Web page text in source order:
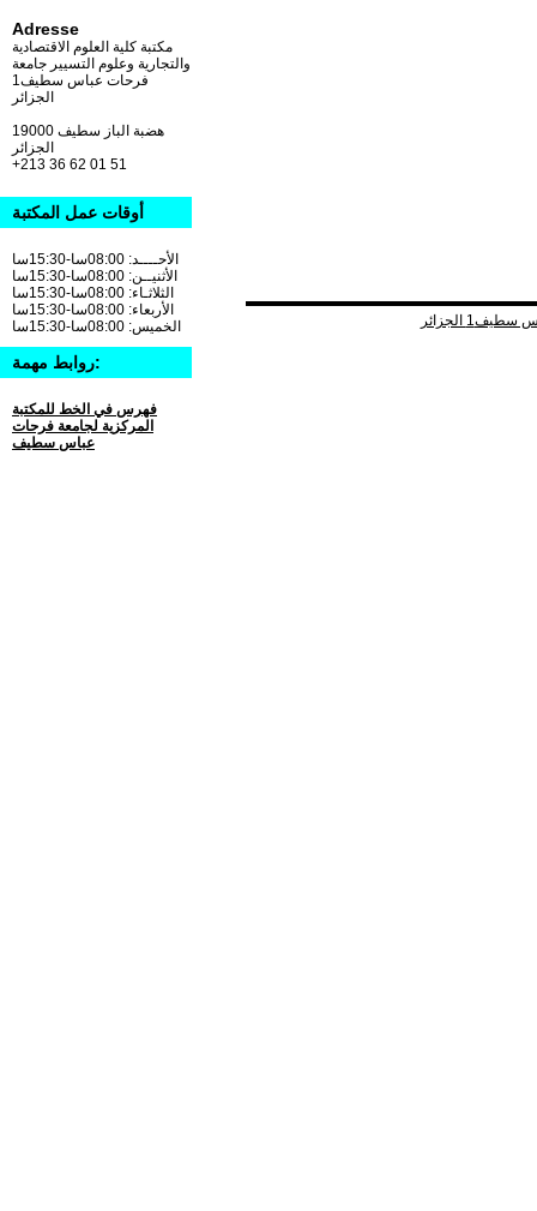
Adresse
مكتبة كلية العلوم الاقتصادية
والتجارية وعلوم التسيير جامعة
فرحات عباس سطيف1
الجزائر
19000 هضبة الباز سطيف
+213 36 62 01 51
أوقات عمل المكتبة
الأحــــد: 08:00سا-15:30سا
الأثنيــن: 08:00سا-15:30سا
الثلاثـاء: 08:00سا-15:30سا
الأربعاء: 08:00سا-15:30سا
الخميس: 08:00سا-15:30سا
روابط مهمة:
فهرس في الخط للمكتبة
المركزية لجامعة فرحات
عباس سطيف